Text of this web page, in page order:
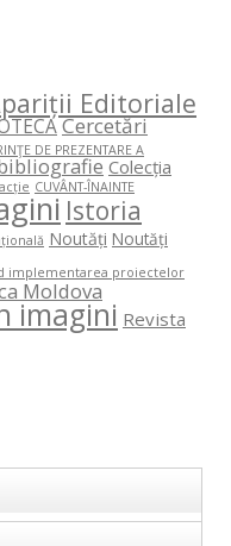
Editoriale
Cercetări
DE PREZENTARE A
Colecția
CUVÂNT-ÎNAINTE
Istoria
Noutăți Noutăți
implementarea proiectelor
Moldova
imagini Revista